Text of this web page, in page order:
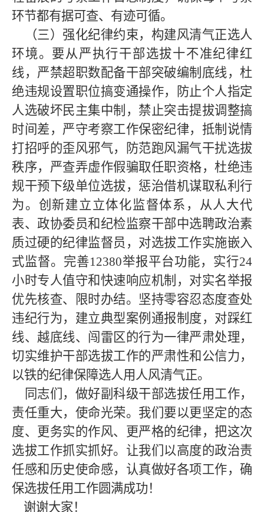
环节都有据可查、有迹可循。
（三）强化纪律约束，构建风清气正选人
环境。 要从严执行干部选拔十不准纪律红
线，严禁超职数配备干部突破编制底线，杜
绝违规设置职位搞变通操作，防止个人指定
人选破坏民主集中制，禁止突击提拔调整搞
时间差，严守考察工作保密纪律，抵制说情
打招呼的歪风邪气，防范跑风漏气干扰选拔
秩序，严查弄虚作假骗取任职资格，杜绝违
规干预下级单位选拔，惩治借机谋取私利行
为。创新建立立体化监督体系，从人大代
表、政协委员和纪检监察干部中选聘政治素
质过硬的纪律监督员，对选拔工作实施嵌入
式监督。完善12380举报平台功能，实行24
小时专人值守和快速响应机制，对实名举报
优先核查、限时办结。坚持零容忍态度查处
违纪行为，建立典型案例通报制度，对踩红
线、越底线、闯雷区的行为一律严肃处理，
切实维护干部选拔工作的严肃性和公信力，
以铁的纪律保障选人用人风清气正。
同志们，做好副科级干部选拔任用工作，
责任重大，使命光荣。我们要以更坚定的态
度、更务实的作风、更严格的纪律，把这次
选拔工作抓实抓好。让我们以高度的政治责
任感和历史使命感，认真做好各项工作，确
保选拔任用工作圆满成功！
谢谢大家！